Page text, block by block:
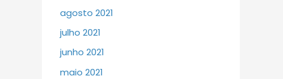
agosto 2021
julho 2021
junho 2021
maio 2021